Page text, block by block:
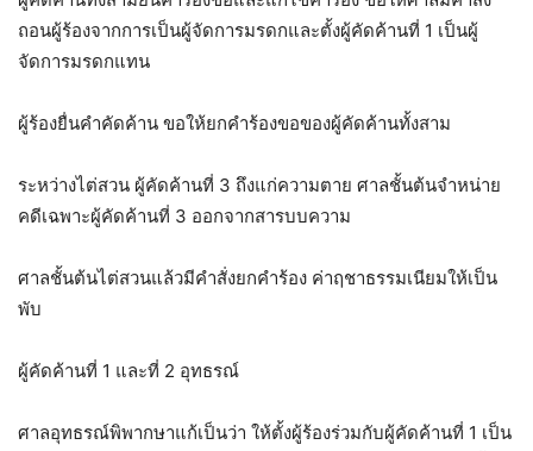
ถอนผู้ร้องจากการเป็นผู้จัดการมรดกและตั้งผู้คัดค้านที่ 1 เป็นผู้
จัดการมรดกแทน
ผู้ร้องยื่นคำคัดค้าน ขอให้ยกคำร้องขอของผู้คัดค้านทั้งสาม
ระหว่างไต่สวน ผู้คัดค้านที่ 3 ถึงแก่ความตาย ศาลชั้นต้นจำหน่าย
คดีเฉพาะผู้คัดค้านที่ 3 ออกจากสารบบความ
ศาลชั้นต้นไต่สวนแล้วมีคำสั่งยกคำร้อง ค่าฤชาธรรมเนียมให้เป็น
พับ
ผู้คัดค้านที่ 1 และที่ 2 อุทธรณ์
ศาลอุทธรณ์พิพากษาแก้เป็นว่า ให้ตั้งผู้ร้องร่วมกับผู้คัดค้านที่ 1 เป็น